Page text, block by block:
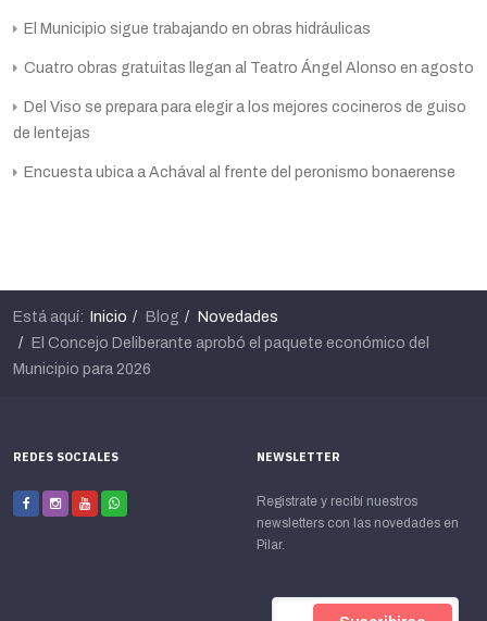
El Municipio sigue trabajando en obras hidráulicas
Cuatro obras gratuitas llegan al Teatro Ángel Alonso en agosto
Del Viso se prepara para elegir a los mejores cocineros de guiso
de lentejas
Encuesta ubica a Achával al frente del peronismo bonaerense
Está aquí: Inicio Blog
Novedades
El Concejo Deliberante aprobó el paquete económico del
Municipio para 2026
REDES SOCIALES NEWSLETTER
Registrate y recibí nuestros
newsletters con las novedades en
Pilar.